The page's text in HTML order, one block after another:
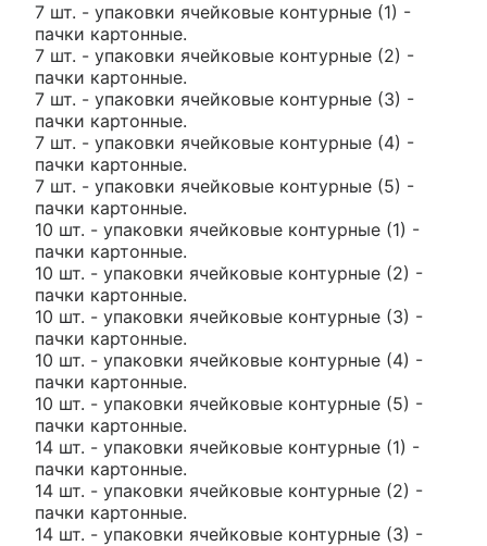
7 шт. - упаковки ячейковые контурные (1) -
пачки картонные.
7 шт. - упаковки ячейковые контурные (2) -
пачки картонные.
7 шт. - упаковки ячейковые контурные (3) -
пачки картонные.
7 шт. - упаковки ячейковые контурные (4) -
пачки картонные.
7 шт. - упаковки ячейковые контурные (5) -
пачки картонные.
10 шт. - упаковки ячейковые контурные (1) -
пачки картонные.
10 шт. - упаковки ячейковые контурные (2) -
пачки картонные.
10 шт. - упаковки ячейковые контурные (3) -
пачки картонные.
10 шт. - упаковки ячейковые контурные (4) -
пачки картонные.
10 шт. - упаковки ячейковые контурные (5) -
пачки картонные.
14 шт. - упаковки ячейковые контурные (1) -
пачки картонные.
14 шт. - упаковки ячейковые контурные (2) -
пачки картонные.
14 шт. - упаковки ячейковые контурные (3) -